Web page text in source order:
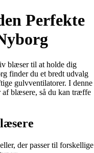
Perfekte
blæser til at holde dig
finder du et bredt udvalg
gulvventilatorer. I denne
blæsere, så du kan træffe
der passer til forskellige